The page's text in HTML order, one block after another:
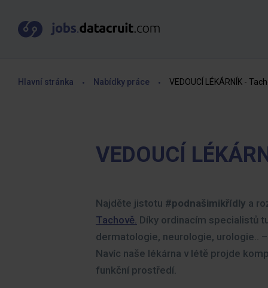
Hlavní stránka Nabídky práce VEDOUCÍ LÉKÁRNÍK -
VEDOUCÍ
Najděte jistotu #podnašimikřídly a
Tachově. Díky ordinacím specialistů
dermatologie, neurologie, urologie..
Navíc naše lékárna v létě projde
funkční prostředí.